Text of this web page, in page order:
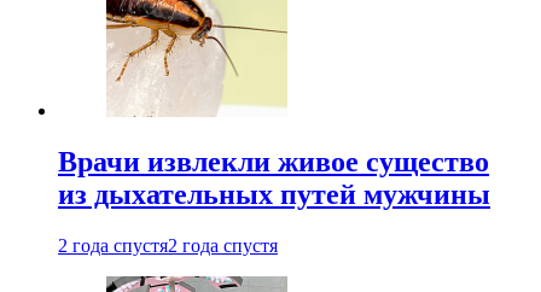
Врачи извлекли живое существо
из дыхательных путей мужчины
2 года спустя2 года спустя